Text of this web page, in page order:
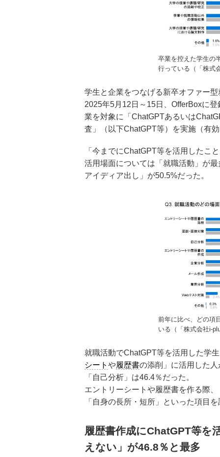
卒業を控えた学生の
行っている（「株式
学生と企業をつなげる新卒オファー
2025年5月12日～15日、OfferBoxに
業を対象に「ChatGPTあるいは
査」（以下ChatGPT等）を実施（有
「今までにChatGPT等を活用したこ
活用場面については「就職活動」が
アイディア出し」が50.5%だった。
前年に比べ、どの項
いる（「株式会社i-
就職活動でChatGPT等を活用した学
シート や履歴書の添削」に活用した
「自己分析」は46.4％だった。
エントリーシートや履歴書を作る際
「自身の長所・短所」といった項目
履歴書作成にChatGPT等を
えない」が46.8％と最多